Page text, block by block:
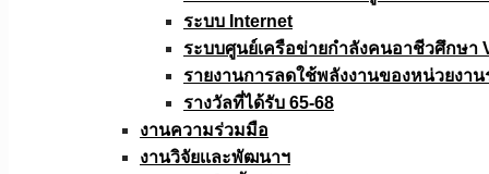
ระบบ Internet
ระบบศูนย์เครือข่ายกำลังคนอาชีวศึกษา
รายงานการลดใช้พลังงานของหน่วยงา
รางวัลที่ได้รับ 65-68
งานความร่วมมือ
งานวิจัยเเละพัฒนาฯ